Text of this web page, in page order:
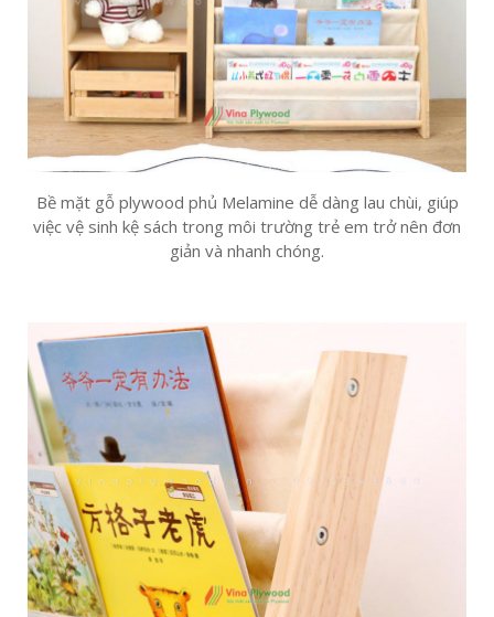
Bề mặt gỗ plywood phủ Melamine dễ dàng lau chùi, giúp
việc vệ sinh kệ sách trong môi trường trẻ em trở nên đơn
giản và nhanh chóng.